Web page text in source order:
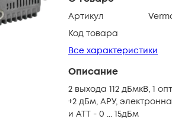
Артикул
Код товара
Все характеристики
Описание
2 выхода 112 дБмкВ, 1
+2 дБм, АРУ,
и ATT - 0 ... 15дБм